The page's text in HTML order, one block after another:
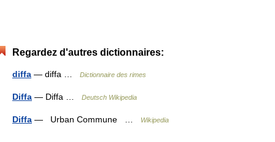
Regardez d'autres dictionnaires:
diffa — diffa … Dictionnaire des rimes
Diffa — Diffa … Deutsch Wikipedia
Diffa — Urban Commune … Wikipedia